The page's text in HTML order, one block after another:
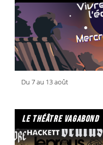
Du 7 au 13 août
le théâtre vagabond